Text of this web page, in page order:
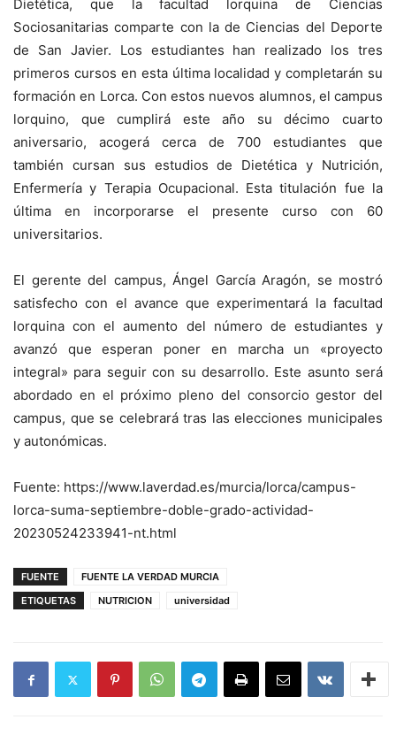
Dietética, que la facultad lorquina de Ciencias
Sociosanitarias comparte con la de Ciencias del Deporte
de San Javier. Los estudiantes han realizado los tres
primeros cursos en esta última localidad y completarán su
formación en Lorca. Con estos nuevos alumnos, el campus
lorquino, que cumplirá este año su décimo cuarto
aniversario, acogerá cerca de 700 estudiantes que
también cursan sus estudios de Dietética y Nutrición,
Enfermería y Terapia Ocupacional. Esta titulación fue la
última en incorporarse el presente curso con 60
universitarios.
El gerente del campus, Ángel García Aragón, se mostró
satisfecho con el avance que experimentará la facultad
lorquina con el aumento del número de estudiantes y
avanzó que esperan poner en marcha un «proyecto
integral» para seguir con su desarrollo. Este asunto será
abordado en el próximo pleno del consorcio gestor del
campus, que se celebrará tras las elecciones municipales
y autonómicas.
Fuente: https://www.laverdad.es/murcia/lorca/campus-
lorca-suma-septiembre-doble-grado-actividad-
20230524233941-nt.html
FUENTE
FUENTE LA VERDAD MURCIA
ETIQUETAS
NUTRICION universidad